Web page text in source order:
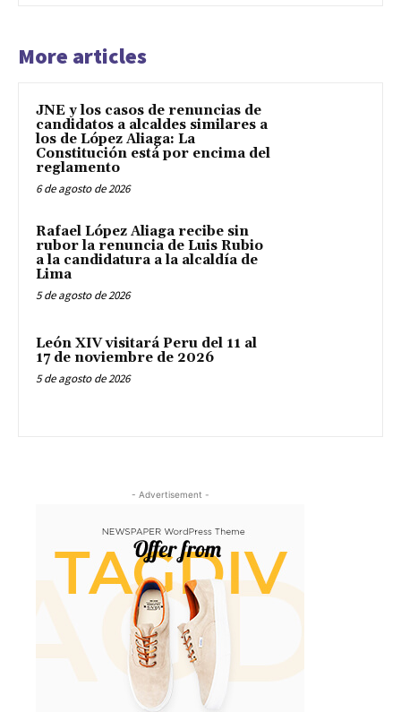
More articles
JNE y los casos de renuncias de
candidatos a alcaldes similares a
los de López Aliaga: La
Constitución está por encima del
reglamento
6 de agosto de 2026
Rafael López Aliaga recibe sin
rubor la renuncia de Luis Rubio
a la candidatura a la alcaldía de
Lima
5 de agosto de 2026
León XIV visitará Peru del 11 al
17 de noviembre de 2026
5 de agosto de 2026
- Advertisement -